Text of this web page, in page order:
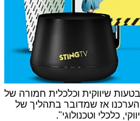
שיווקית וכלכלית חמורה של
אז שמדובר בתהליך של
כלכלי וטכנולוגי".